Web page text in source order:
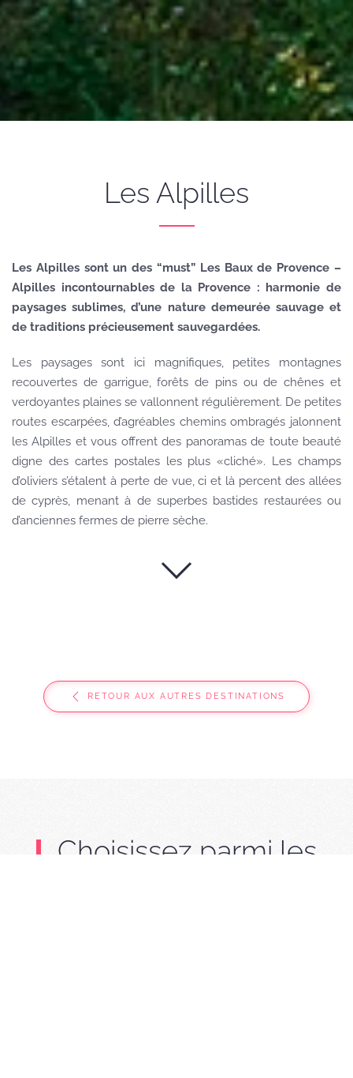
Les Alpilles
Les Alpilles sont un des “must” Les Baux de Provence –
Alpilles incontournables de la Provence : harmonie de
paysages sublimes, d’une nature demeurée sauvage et
de traditions précieusement sauvegardées.
Les paysages sont ici magnifiques, petites montagnes
recouvertes de garrigue, forêts de pins ou de chênes et
verdoyantes plaines se vallonnent régulièrement. De petites
routes escarpées, d’agréables chemins ombragés jalonnent
les Alpilles et vous offrent des panoramas de toute beauté
digne des cartes postales les plus «cliché». Les champs
d’oliviers s’étalent à perte de vue, ci et là percent des allées
de cyprès, menant à de superbes bastides restaurées ou
d’anciennes fermes de pierre sèche.
RETOUR AUX AUTRES DESTINATIONS
Choisissez parmi les